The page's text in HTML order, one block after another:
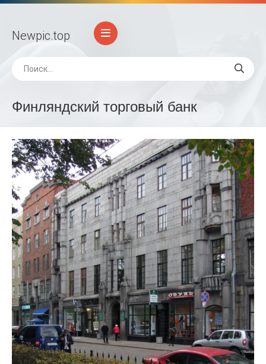
Newpic.top
Финляндский торговый банк